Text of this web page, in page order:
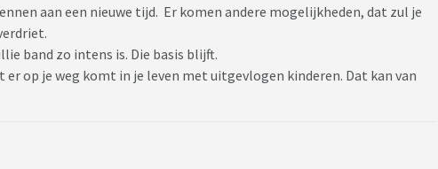
aan een nieuwe tijd. Er komen andere mogelijkheden, dat zul je
band zo intens is. Die basis blijft.
er op je weg komt in je leven met uitgevlogen kinderen. Dat kan van